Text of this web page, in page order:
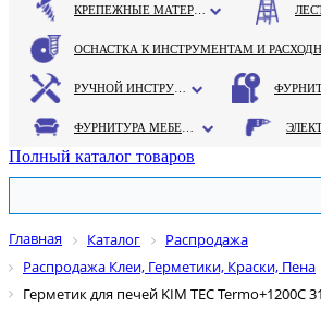
Полный каталог товаров
Главная Каталог
Распродажа
Распродажа Клеи, Герметики, Краски, Пена
Герметик для печей KIM TEC Termo+1200C